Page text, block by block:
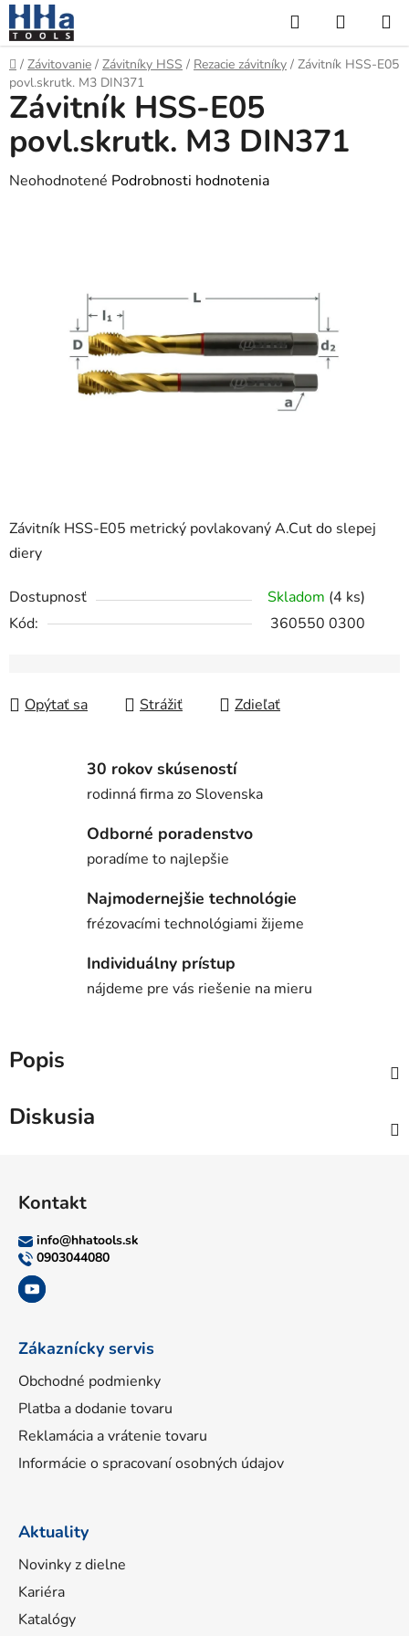
Prejsť
na
obsah
Hľadať
KOŠÍK
Domov
/ Závitovanie / Závitníky HSS / Rezacie závitníky / Závitník HSS-E05
povl.skrutk. M3 DIN371
Závitník HSS-E05 metrický povlakovaný A.Cut do slepej
diery
Dostupnosť Skladom (4 ks)
Kód:
360550 0300
Opýtať sa Strážiť Zdieľať
Závitník HSS-E05
povl.skrutk. M3 DIN371
Priemerné
hviezdičiek.
Neohodnotené Podrobnosti hodnotenia
30 rokov skúseností
rodinná firma zo Slovenska
Odborné poradenstvo
poradíme to najlepšie
Najmodernejšie technológie
frézovacími technológiami žijeme
Individuálny prístup
nájdeme pre vás riešenie na mieru
Popis
Diskusia
Kontakt
info@hhatools.sk
0903044080
Zákaznícky servis
Obchodné podmienky
Platba a dodanie tovaru
Reklamácia a vrátenie tovaru
Informácie o spracovaní osobných údajov
Aktuality
Novinky z dielne
Kariéra
Katalógy